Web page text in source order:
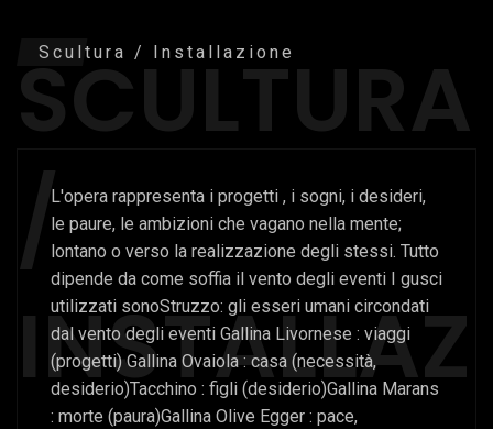
SCULTURA
/
Scultura / Installazione
L'opera rappresenta i progetti , i sogni, i desideri,
le paure, le ambizioni che vagano nella mente;
lontano o verso la realizzazione degli stessi. Tutto
dipende da come soffia il vento degli eventi I gusci
utilizzati sonoStruzzo: gli esseri umani circondati
dal vento degli eventi Gallina Livornese : viaggi
(progetti) Gallina Ovaiola : casa (necessità,
desiderio)Tacchino : figli (desiderio)Gallina Marans
: morte (paura)Gallina Olive Egger : pace,